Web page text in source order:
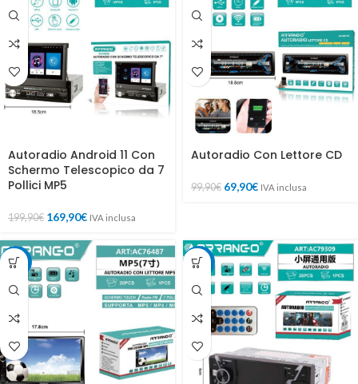
Autoradio Android 11 Con
Schermo Telescopico da 7
Pollici MP5
199,90€ 169,90€ IVA inclusa
Autoradio Con Lettore CD
99,90€ 69,90€ IVA inclusa
-30% -30%